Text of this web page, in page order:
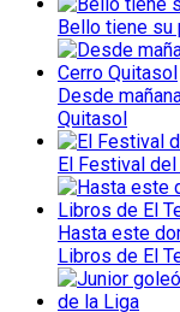
Bello tiene
Desde
Quitasol
El Festival
Hasta este
Libros de El